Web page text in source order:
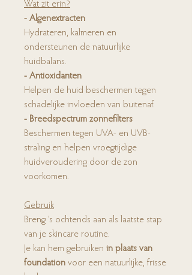
Wat zit erin?
- Algenextracten
Hydrateren, kalmeren en
ondersteunen de natuurlijke
huidbalans.
- Antioxidanten
Helpen de huid beschermen tegen
schadelijke invloeden van buitenaf.
- Breedspectrum zonnefilters
Beschermen tegen UVA- en UVB-
straling en helpen vroegtijdige
huidveroudering door de zon
voorkomen.
Gebruik
Breng ’s ochtends aan als laatste stap
van je skincare routine.
Je kan hem gebruiken in plaats van
foundation voor een natuurlijke, frisse